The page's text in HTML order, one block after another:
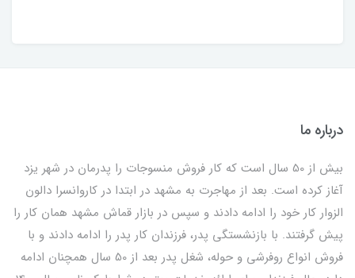
درباره ما
بیش از 50 سال است که کار فروش منسوجات را پدرمان در شهر یزد
آغاز کرده است. بعد از مهاجرت به مشهد در ابتدا در کاروانسرا دالون
الزوار کار خود را ادامه دادند و سپس در بازار قماش مشهد همان کار را
پیش گرفتند. با بازنشستگی پدر، فرزندان کار پدر را ادامه دادند و با
فروش انواع روفرشی و حوله، شغل پدر بعد از 50 سال همچنان ادامه